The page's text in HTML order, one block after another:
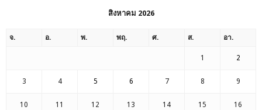
สิงหาคม 2026
จ. อ. พ. พฤ. ศ. ส. อา.
1 2
3 4 5 6 7 8 9
10 11 12 13 14 15 16